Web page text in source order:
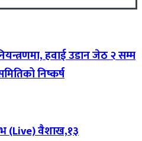
हवाई उडान जेठ २ सम्म
निष्कर्ष
(Live) वैशाख,१३